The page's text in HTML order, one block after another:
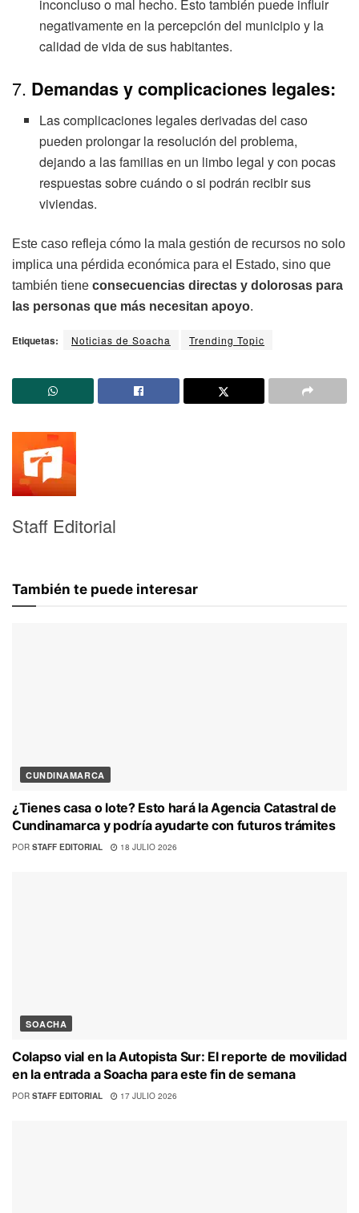
inconcluso o mal hecho. Esto también puede influir
negativamente en la percepción del municipio y la
calidad de vida de sus habitantes.
7. Demandas y complicaciones legales:
Las complicaciones legales derivadas del caso
pueden prolongar la resolución del problema,
dejando a las familias en un limbo legal y con pocas
respuestas sobre cuándo o si podrán recibir sus
viviendas.
Este caso refleja cómo la mala gestión de recursos no solo
implica una pérdida económica para el Estado, sino que
también tiene consecuencias directas y dolorosas para
las personas que más necesitan apoyo.
Etiquetas: Noticias de Soacha Trending Topic
Staff Editorial
También te puede interesar
CUNDINAMARCA
¿Tienes casa o lote? Esto hará la Agencia Catastral de
Cundinamarca y podría ayudarte con futuros trámites
POR STAFF EDITORIAL 18 JULIO 2026
SOACHA
Colapso vial en la Autopista Sur: El reporte de movilidad
en la entrada a Soacha para este fin de semana
POR STAFF EDITORIAL 17 JULIO 2026